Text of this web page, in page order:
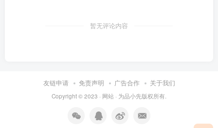
暂无评论内容
友链申请 免责声明 广告合作 关于我们
Copyright © 2023 · 网站 · 为品小先版权所有.